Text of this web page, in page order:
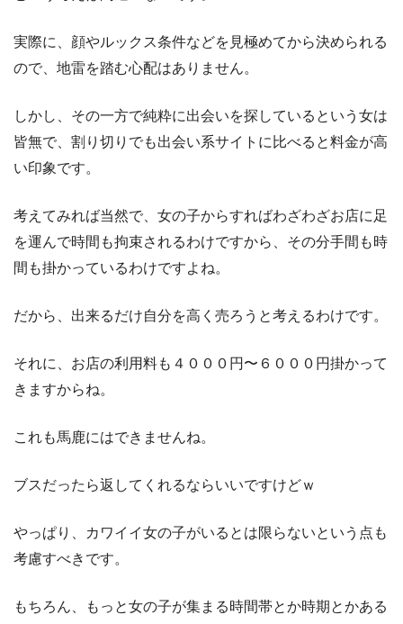
実際に、顔やルックス条件などを見極めてから決められる
ので、地雷を踏む心配はありません。
しかし、その一方で純粋に出会いを探しているという女は
皆無で、割り切りでも出会い系サイトに比べると料金が高
い印象です。
考えてみれば当然で、女の子からすればわざわざお店に足
を運んで時間も拘束されるわけですから、その分手間も時
間も掛かっているわけですよね。
だから、出来るだけ自分を高く売ろうと考えるわけです。
それに、お店の利用料も４０００円〜６０００円掛かって
きますからね。
これも馬鹿にはできませんね。
ブスだったら返してくれるならいいですけどｗ
やっぱり、カワイイ女の子がいるとは限らないという点も
考慮すべきです。
もちろん、もっと女の子が集まる時間帯とか時期とかある